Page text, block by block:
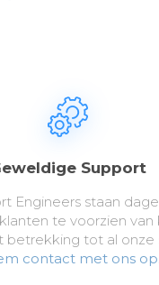
Support
Engineers staan
te voorzien
betrekking tot al onze
contact met ons